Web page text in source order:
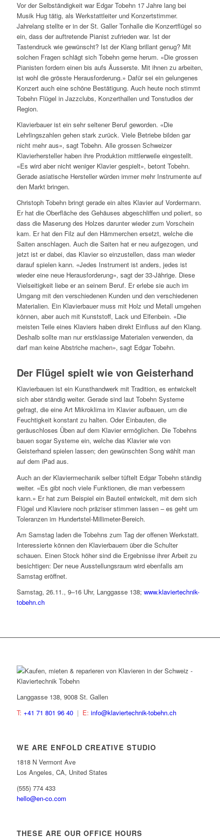
Vor der Selbständigkeit war Edgar Tobehn 17 Jahre lang bei
Musik Hug tätig, als Werkstattleiter und Konzertstimmer.
Jahrelang stellte er in der St. Galler Tonhalle die Konzertflügel so
ein, dass der auftretende Pianist zufrieden war. Ist der
Tastendruck wie gewünscht? Ist der Klang brillant genug? Mit
solchen Fragen schlägt sich Tobehn gerne herum. «Die grossen
Pianisten fordern einen bis aufs Äusserste. Mit ihnen zu arbeiten,
ist wohl die grösste Herausforderung.» Dafür sei ein gelungenes
Konzert auch eine schöne Bestätigung. Auch heute noch stimmt
Tobehn Flügel in Jazzclubs, Konzerthallen und Tonstudios der
Region.
Klavierbauer ist ein sehr seltener Beruf geworden. «Die
Lehrlingszahlen gehen stark zurück. Viele Betriebe bilden gar
nicht mehr aus», sagt Tobehn. Alle grossen Schweizer
Klavierhersteller haben ihre Produktion mittlerweile eingestellt.
«Es wird aber nicht weniger Klavier gespielt», betont Tobehn.
Gerade asiatische Hersteller würden immer mehr Instrumente auf
den Markt bringen.
Christoph Tobehn bringt gerade ein altes Klavier auf Vordermann.
Er hat die Oberfläche des Gehäuses abgeschliffen und poliert, so
dass die Maserung des Holzes darunter wieder zum Vorschein
kam. Er hat den Filz auf den Hämmerchen ersetzt, welche die
Saiten anschlagen. Auch die Saiten hat er neu aufgezogen, und
jetzt ist er dabei, das Klavier so einzustellen, dass man wieder
darauf spielen kann. «Jedes Instrument ist anders, jedes ist
wieder eine neue Herausforderung», sagt der 33-Jährige. Diese
Vielseitigkeit liebe er an seinem Beruf. Er erlebe sie auch im
Umgang mit den verschiedenen Kunden und den verschiedenen
Materialien. Ein Klavierbauer muss mit Holz und Metall umgehen
können, aber auch mit Kunststoff, Lack und Elfenbein. «Die
meisten Teile eines Klaviers haben direkt Einfluss auf den Klang.
Deshalb sollte man nur erstklassige Materialen verwenden, da
darf man keine Abstriche machen», sagt Edgar Tobehn.
Der Flügel spielt wie von Geisterhand
Klavierbauen ist ein Kunsthandwerk mit Tradition, es entwickelt
sich aber ständig weiter. Gerade sind laut Tobehn Systeme
gefragt, die eine Art Mikroklima im Klavier aufbauen, um die
Feuchtigkeit konstant zu halten. Oder Einbauten, die
geräuschloses Üben auf dem Klavier ermöglichen. Die Tobehns
bauen sogar Systeme ein, welche das Klavier wie von
Geisterhand spielen lassen; den gewünschten Song wählt man
auf dem iPad aus.
Auch an der Klaviermechanik selber tüftelt Edgar Tobehn ständig
weiter. «Es gibt noch viele Funktionen, die man verbessern
kann.» Er hat zum Beispiel ein Bauteil entwickelt, mit dem sich
Flügel und Klaviere noch präziser stimmen lassen – es geht um
Toleranzen im Hundertstel-Millimeter-Bereich.
Am Samstag laden die Tobehns zum Tag der offenen Werkstatt.
Interessierte können den Klavierbauern über die Schulter
schauen. Einen Stock höher sind die Ergebnisse ihrer Arbeit zu
besichtigen: Der neue Ausstellungsraum wird ebenfalls am
Samstag eröffnet.
Samstag, 26.11., 9–16 Uhr, Langgasse 138; www.klaviertechnik-
tobehn.ch
Langgasse 138, 9008 St. Gallen
T: +41 71 801 96 40 | E: info@klaviertechnik-tobehn.ch
WE ARE ENFOLD CREATIVE STUDIO
1818 N Vermont Ave
Los Angeles, CA, United States
(555) 774 433
hello@en-co.com
THESE ARE OUR OFFICE HOURS